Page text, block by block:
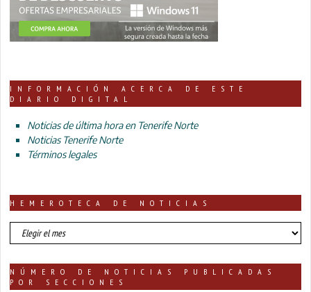
INFORMACIÓN ACERCA DE ESTE
DIARIO DIGITAL
Noticias de última hora en Tenerife Norte
Noticias Tenerife Norte
Términos legales
HEMEROTECA DE NOTICIAS
HEMEROTECA
DE
NÚMERO DE NOTICIAS PUBLICADAS
POR SECCIONES